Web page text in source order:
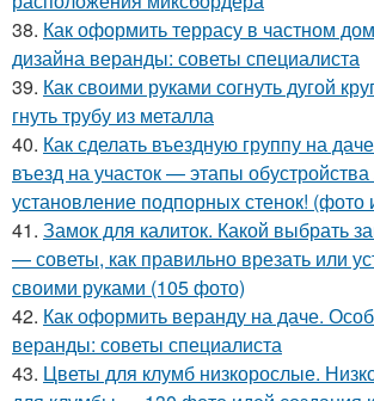
38. Как оформить террасу в частном
дизайна веранды: советы специалиста
39. Как своими руками согнуть дугой
гнуть трубу из металла
40. Как сделать въездную группу на
въезд на участок — этапы
установление подпорных стенок! (фото
41. Замок для калиток. Какой выбрать
— советы, как правильно врезать или
своими руками (105 фото)
42. Как оформить веранду на даче.
веранды: советы специалиста
43. Цветы для клумб низкорослые.